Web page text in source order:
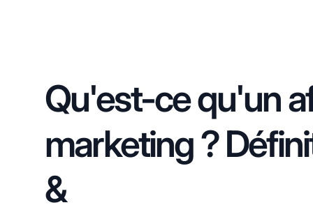
Qu'est-ce qu'un
marketing ?
&